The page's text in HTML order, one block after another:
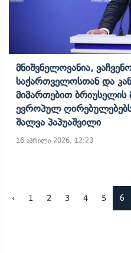
Მნიშვნელოვანია,
Საქართველოსთან Და
Მიმართებით Ბრიუსელის
Ევროპულ
Შალვა Პაპუაშვილი
16 აპრილი 2026, 12:23
‹ 1 2 3 4 5 6